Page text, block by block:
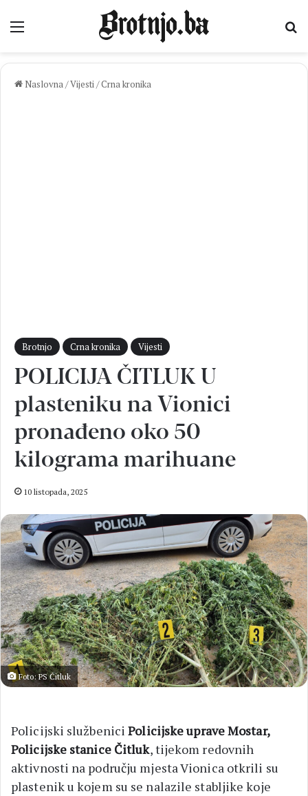
Izbornik
Naslovna/Vijesti/Crna kronika
Brotnjo Crna kronika Vijesti
POLICIJA ČITLUK U
plasteniku na Vionici
pronađeno oko 50
kilograma marihuane
10 listopada, 2025
Foto: PS Čitluk
Policijski službeniciPolicijske uprave Mostar,
Policijske stanice Čitluk, tijekom redovnih
aktivnosti na području mjesta Vionica otkrili su
plastenik u kojem su se nalazile stabljike koje